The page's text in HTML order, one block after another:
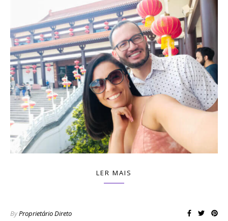
LER MAIS
ByProprietário Direto